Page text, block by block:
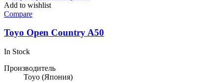
Add to wishlist
Compare
Toyo Open Country A50
In Stock
Производитель
Toyo (Япония)